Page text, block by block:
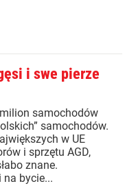
i swe pierze
samochodów
samochodów.
w UE
i sprzętu AGD,
znane.
na bycie...